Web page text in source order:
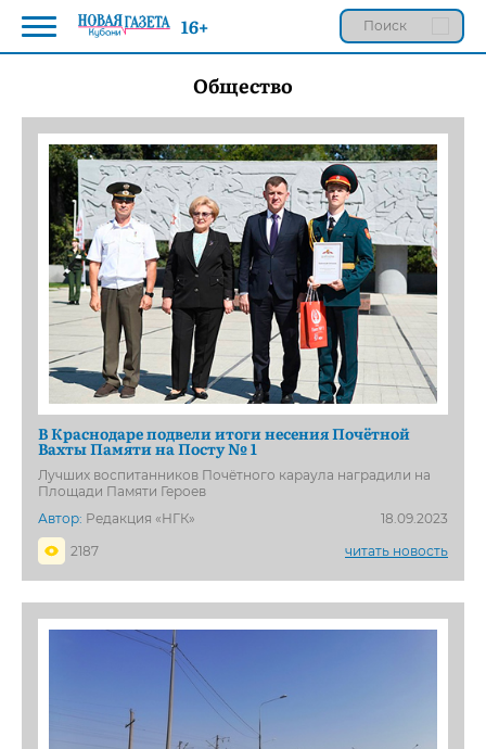
Общество
В Краснодаре подвели итоги несения Почётной
Вахты Памяти на Посту № 1
Лучших воспитанников Почётного караула наградили на
Площади Памяти Героев
Автор: Редакция «НГК»
18.09.2023
2187
читать новость
16+